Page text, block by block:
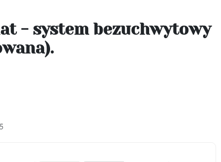
- system bezuchwytowy